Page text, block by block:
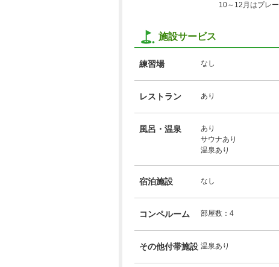
10～12月はプレ
施設サービス
練習場 なし
レストラン あり
風呂・温泉
あり
サウナあり
温泉あり
宿泊施設 なし
コンペルーム 部屋数：4
その他付帯施設 温泉あり